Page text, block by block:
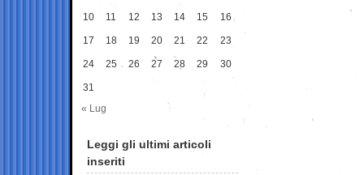
10 11 12 13 14 15 16
17 18 19 20 21 22 23
24 25 26 27 28 29 30
31
« Lug
Leggi gli ultimi articoli
inseriti